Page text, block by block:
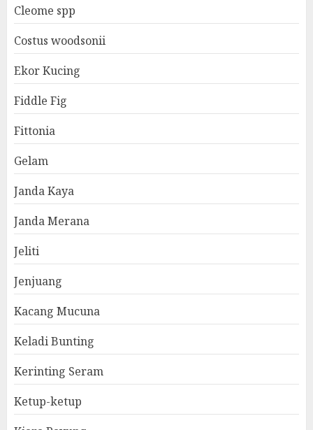
Cleome spp
Costus woodsonii
Ekor Kucing
Fiddle Fig
Fittonia
Gelam
Janda Kaya
Janda Merana
Jeliti
Jenjuang
Kacang Mucuna
Keladi Bunting
Kerinting Seram
Ketup-ketup